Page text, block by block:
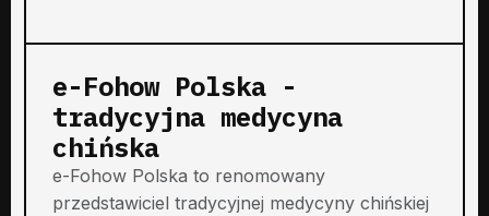
e-Fohow Polska -
tradycyjna medycyna
chińska
e-Fohow Polska to renomowany
przedstawiciel tradycyjnej medycyny chińskiej